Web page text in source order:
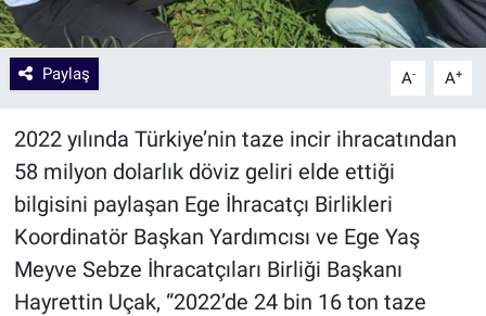
Paylaş A- A+
2022 yılında Türkiye’nin taze incir ihracatından
58 milyon dolarlık döviz geliri elde ettiği
bilgisini paylaşan Ege İhracatçı Birlikleri
Koordinatör Başkan Yardımcısı ve Ege Yaş
Meyve Sebze İhracatçıları Birliği Başkanı
Hayrettin Uçak, “2022’de 24 bin 16 ton taze